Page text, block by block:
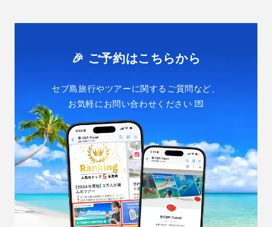
🎉 ご予約はこちらから
セブ島旅行やツアーに関するご質問など、
お気軽にお問い合わせください 💌